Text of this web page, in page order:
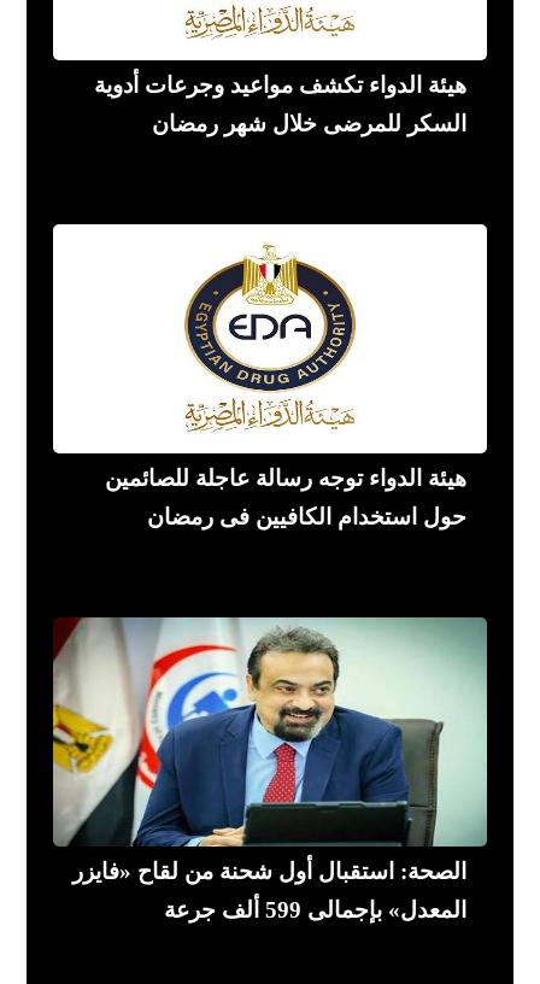
هيئة الدواء تكشف مواعيد وجرعات أدوية
السكر للمرضى خلال شهر رمضان
هيئة الدواء توجه رسالة عاجلة للصائمين
حول استخدام الكافيين فى رمضان
الصحة: استقبال أول شحنة من لقاح «فايزر
المعدل» بإجمالى 599 ألف جرعة